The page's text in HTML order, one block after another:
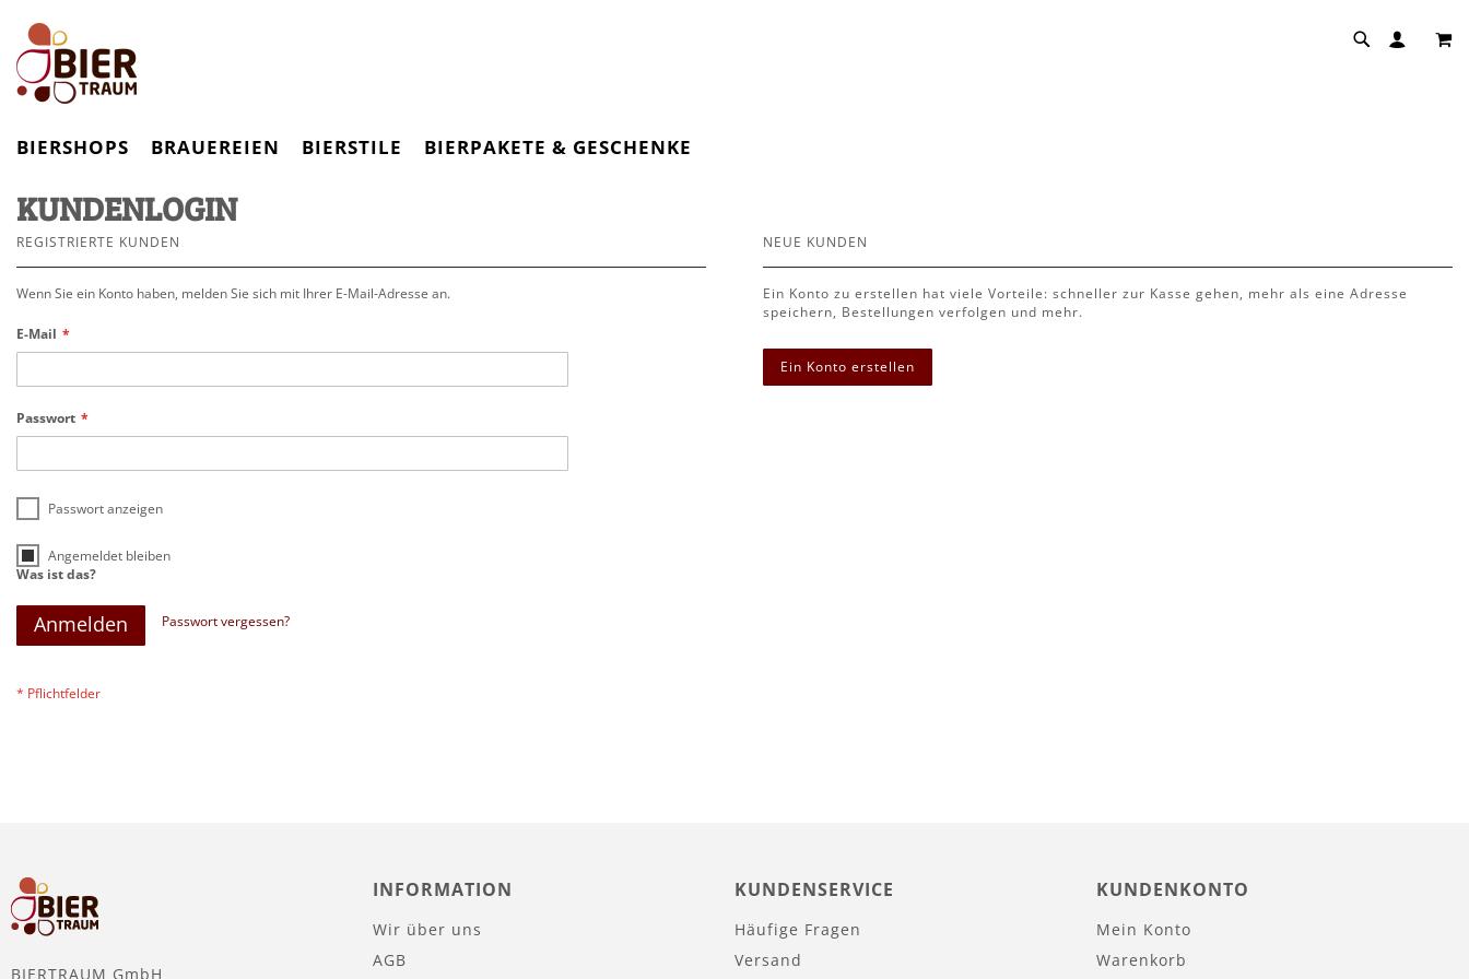
BIERSHOPS BRAUEREIEN BIERSTILE BIERPAKETE & GESCHENKE
KUNDENLOGIN
REGISTRIERTE KUNDEN
Wenn Sie ein Konto haben, melden Sie sich mit Ihrer E-Mail-Adresse an.
E-Mail
Passwort
Passwort anzeigen
Angemeldet bleiben
Was ist das?
Anmelden Passwort vergessen?
NEUE KUNDEN
Ein Konto zu erstellen hat viele Vorteile: schneller zur Kasse gehen, mehr als eine Adresse
speichern, Bestellungen verfolgen und mehr.
Ein Konto erstellen
BIERTRAUM GmbH
INFORMATION
Wir über uns
AGB
KUNDENSERVICE
Häufige Fragen
Versand
KUNDENKONTO
Mein Konto
Warenkorb